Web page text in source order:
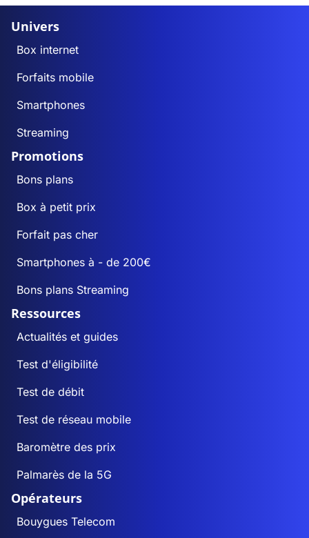
Univers
Box internet
Forfaits mobile
Smartphones
Streaming
Promotions
Bons plans
Box à petit prix
Forfait pas cher
Smartphones à - de 200€
Bons plans Streaming
Ressources
Actualités et guides
Test d'éligibilité
Test de débit
Test de réseau mobile
Baromètre des prix
Palmarès de la 5G
Opérateurs
Bouygues Telecom